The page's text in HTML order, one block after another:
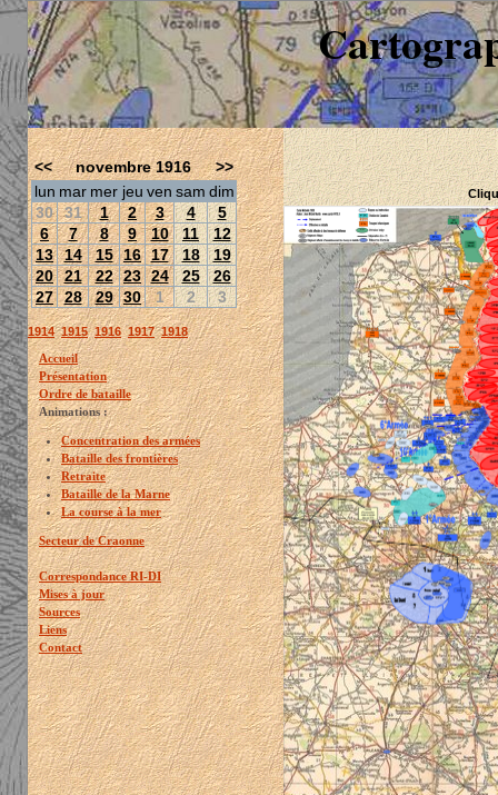
<< novembre 1916
>>
lun mar mer jeu ven sam dim
30 31 1 2 3 4
5
6
7 8 9 10 11
12
13 14 15 16 17 18
19
20 21 22 23 24 25
26
27 28 29 30 1 2 3
1914 1915 1916 1917 1918
Accueil
Présentation
Ordre de bataille
Animations :
Concentration des armées
Bataille des frontières
Retraite
Bataille de la Marne
La course à la mer
Secteur de Craonne
Correspondance RI-DI
Mises à jour
Sources
Liens
Contact